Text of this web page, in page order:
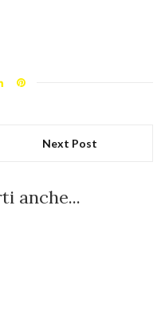
Next Post
anche...